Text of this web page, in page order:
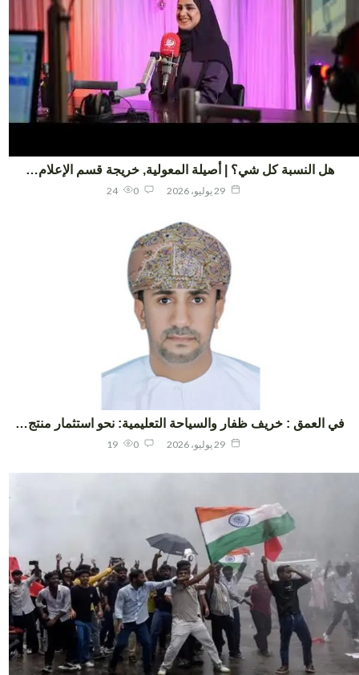
هل النسبة كل شي؟ | أصيلة المعولية, خريجة قسم الإعلام…
24
العمق : خريف ظفار والسياحة التعليمية: نحو استثمار منتج…
19